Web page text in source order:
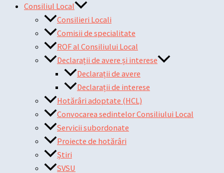
Consiliul Local
Consilieri Locali
Comisii de specialitate
ROF al Consiliului Local
Declarații de avere și interese
Declarații de avere
Declarații de interese
Hotărâri adoptate (HCL)
Convocarea sedintelor Consiliului Local
Servicii subordonate
Proiecte de hotărâri
Știri
SVSU